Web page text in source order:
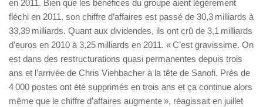
en 2011. Bien que les bénéfices du groupe aient légèrement
fléchi en 2011, son chiffre d’affaires est passé de 30,3 milliards à
33,39 milliards. Quant aux dividendes, ils ont crû de 3,1 milliards
d’euros en 2010 à 3,25 milliards en 2011. « C’est gravissime. On
est dans des restructurations quasi permanentes depuis trois
ans et l’arrivée de Chris Viehbacher à la tête de Sanofi. Près de
4 000 postes ont été supprimés en trois ans et ça continue alors
même que le chiffre d’affaires augmente », réagissait en juillet